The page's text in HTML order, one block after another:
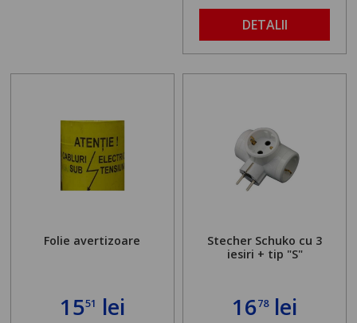
DETALII
Folie avertizoare
1551 lei
Stecher Schuko cu 3
iesiri + tip "S"
1678lei